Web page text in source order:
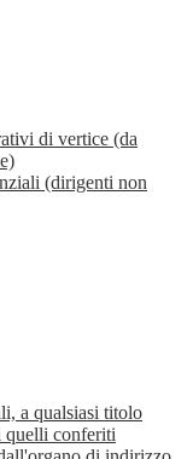
di vertice (da
(dirigenti non
a qualsiasi titolo
conferiti